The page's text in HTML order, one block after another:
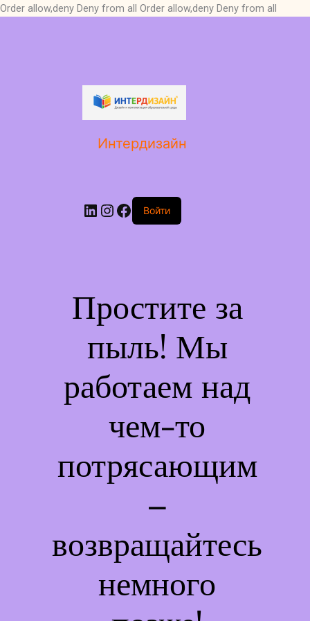
Order allow,deny Deny from all Order allow,deny Deny from all
Интердизайн
LinkedIn
Instagram
Facebook
Войти
Простите за
пыль! Мы
работаем над
чем-то
потрясающим
–
возвращайтесь
немного